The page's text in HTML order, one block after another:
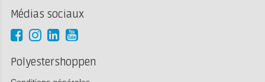
Médias sociaux
Polyestershoppen